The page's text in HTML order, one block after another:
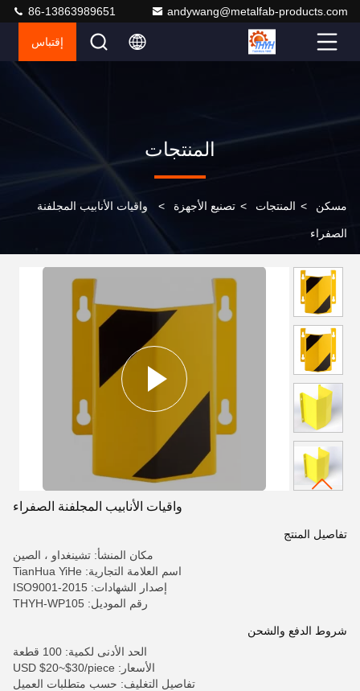
andywang@metalfab-products.com
86-13863989651
إقتباس
المنتجات
مسكن > المنتجات > تصنيع الأجهزة > واقيات الأنابيب المجلفنة
الصفراء
واقيات الأنابيب المجلفنة الصفراء
تفاصيل المنتج
مكان المنشأ: تشينغداو ، الصين
اسم العلامة التجارية: TianHua YiHe
إصدار الشهادات: ISO9001-2015
رقم الموديل: THYH-WP105
شروط الدفع والشحن
الحد الأدنى لكمية: 100 قطعة
الأسعار: USD $20~$30/piece
تفاصيل التغليف: حسب متطلبات العميل